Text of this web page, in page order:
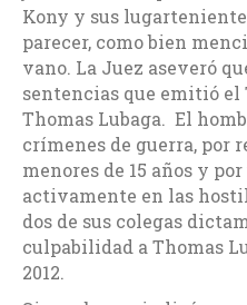
Kony y sus
parecer, como bien
vano. La Juez aseveró
sentencias que emitió el
Thomas Lubaga. El
crímenes de guerra, por
menores de 15 años y
activamente en las
dos de sus colegas
culpabilidad a Thomas
2012.